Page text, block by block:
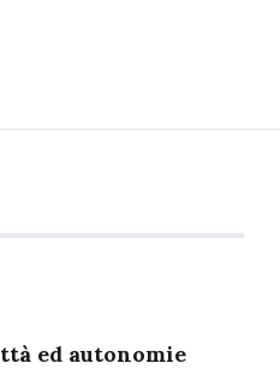
ed autonomie